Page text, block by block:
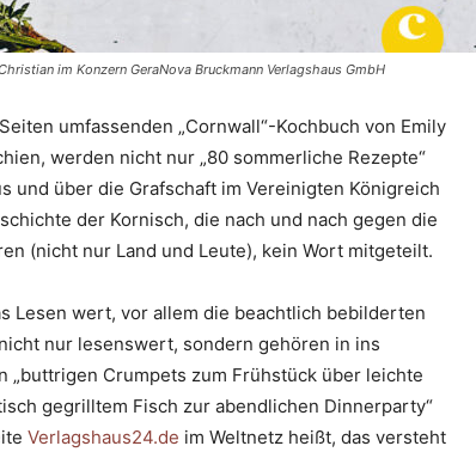
im Konzern GeraNova Bruckmann Verlagshaus GmbH
umfassenden „Cornwall“-Kochbuch von Emily
werden nicht nur „80 sommerliche Rezepte“
und über die Grafschaft im Vereinigten Königreich
der Kornisch, die nach und nach gegen die
(nicht nur Land und Leute), kein Wort mitgeteilt.
Lesen wert, vor allem die beachtlich bebilderten
nur lesenswert, sondern gehören in ins
„buttrigen Crumpets zum Frühstück über leichte
gegrilltem Fisch zur abendlichen Dinnerparty“
Verlagshaus24.de im Weltnetz heißt, das versteht